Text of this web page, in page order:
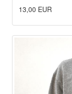
13,00 EUR